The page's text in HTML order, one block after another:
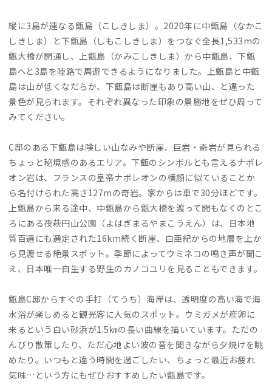
縦に3島が連なる甑島（こしきしま）。2020年に中甑島（なかこ
しきしま）と下甑島（しもこしきしま）をつなぐ全長1,533mの
甑大橋が開通し、上甑島（かみこしきしま）から中甑島、下甑
島へと3島を陸路で周遊できるようになりました。上甑島と中甑
島は山が低くなだらか、下甑島は断崖もあり高い山、と違った
景色が見られます。それぞれ異なった印象の景勝地をぜひ周って
みてください。
C邸のある下甑島は険しい山なみや断崖、巨岩・奇岩が見られる
ちょっと秘境感のあるエリア。下甑のシンボルとも言えるナポレ
オン岩は、フランスの皇帝ナポレオンの横顔に似ていることか
ら名付けられた高さ127mの奇岩。家からは車で30分ほどです。
上甑島から来る途中、中甑島から甑大橋を渡って間もなくのとこ
ろにある夜萩円山公園（よはぎまるやまこうえん）は、日本地
質百選にも選定された16km続く断崖、白亜紀からの地層を上か
ら見渡せる絶景スポット。季節によってウミネコの鳴き声が聞こ
え、日本唯一自生する野生のカノコユリを見ることもできます。
甑島C邸からすぐの手打（てうち）海岸は、透明度の高い海で海
水浴が楽しめると観光客に人気のスポット。ウミガメが産卵に
来るという白い砂浜が1.5㎞の長い曲線を描いています。ただの
んびり散策したり、ただ心地よい波の音を聞きながら夕焼けを眺
めたり。いつもと違う時間を過ごしたい、ちょっと最近お疲れ
気味…という方にもぜひおすすめしたい甑島です。